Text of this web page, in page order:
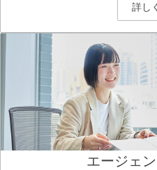
詳し
エージェ